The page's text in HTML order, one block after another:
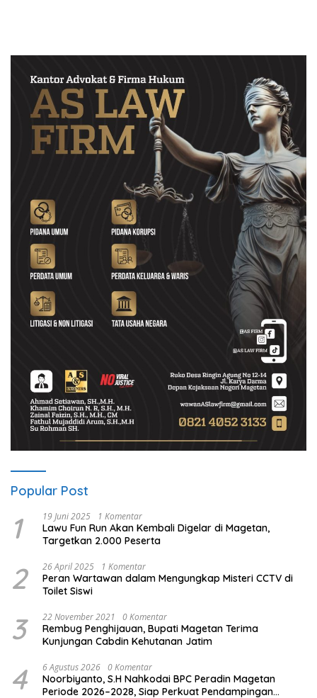
Popular Post
1 19 Juni 2025 1 Komentar
Lawu Fun Run Akan Kembali Digelar di Magetan,
Targetkan 2.000 Peserta
2 26 April 2025 1 Komentar
Peran Wartawan dalam Mengungkap Misteri CCTV di
Toilet Siswi
3 22 November 2021 0 Komentar
Rembug Penghijauan, Bupati Magetan Terima
Kunjungan Cabdin Kehutanan Jatim
4 6 Agustus 2026 0 Komentar
Noorbiyanto, S.H Nahkodai BPC Peradin Magetan
Periode 2026–2028, Siap Perkuat Pendampingan